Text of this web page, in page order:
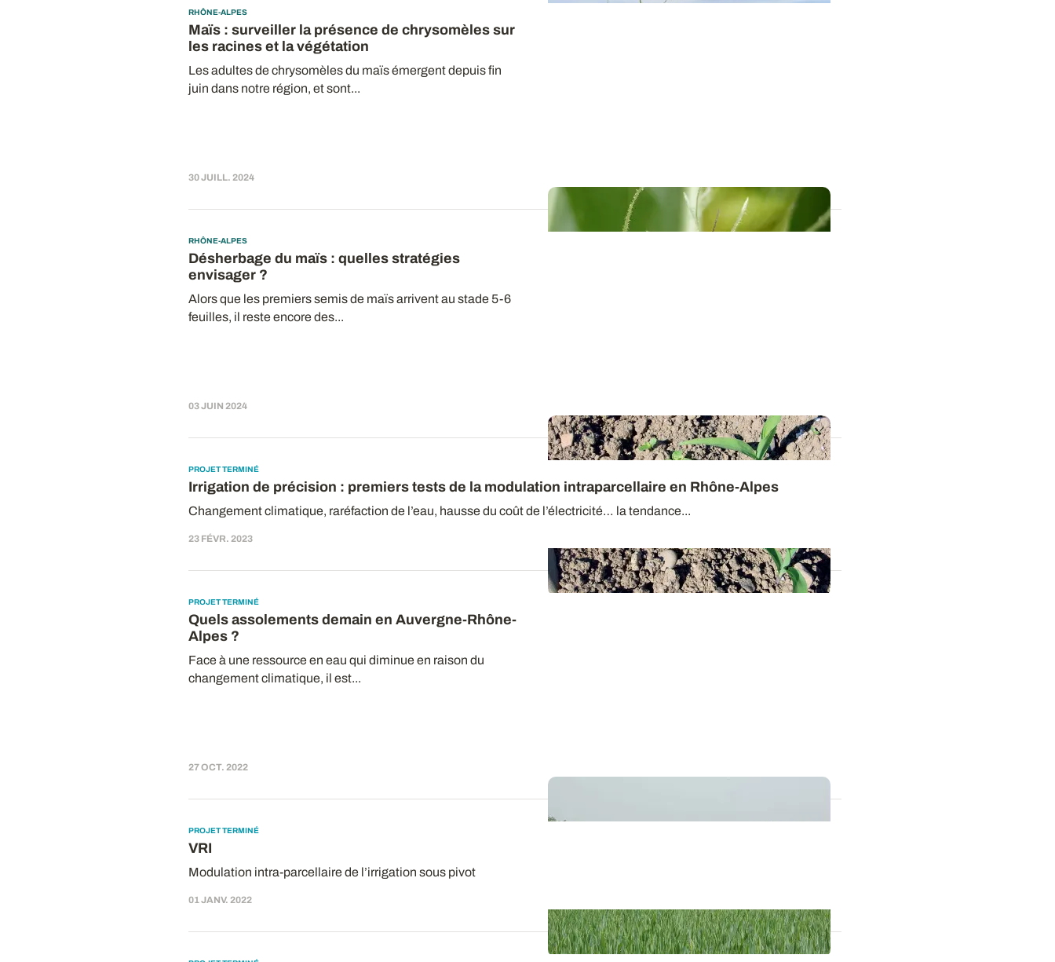
RHÔNE-ALPES
Maïs : surveiller la présence de chrysomèles sur
les racines et la végétation
Les adultes de chrysomèles du maïs émergent depuis fin
juin dans notre région, et sont...
30 JUILL. 2024
RHÔNE-ALPES
Désherbage du maïs : quelles stratégies
envisager ?
Alors que les premiers semis de maïs arrivent au stade 5-6
feuilles, il reste encore des...
03 JUIN 2024
PROJET TERMINÉ
Irrigation de précision : premiers tests de la modulation intraparcellaire en Rhône-Alpes
Changement climatique, raréfaction de l’eau, hausse du coût de l’électricité… la tendance...
23 FÉVR. 2023
PROJET TERMINÉ
Quels assolements demain en Auvergne-Rhône-
Alpes ?
Face à une ressource en eau qui diminue en raison du
changement climatique, il est...
27 OCT. 2022
PROJET TERMINÉ
VRI
Modulation intra-parcellaire de l’irrigation sous pivot
01 JANV. 2022